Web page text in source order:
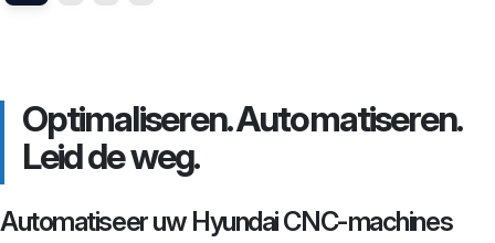
Optimaliseren. Automatiseren.
Leid de weg.
Automatiseer uw Hyundai CNC-machines